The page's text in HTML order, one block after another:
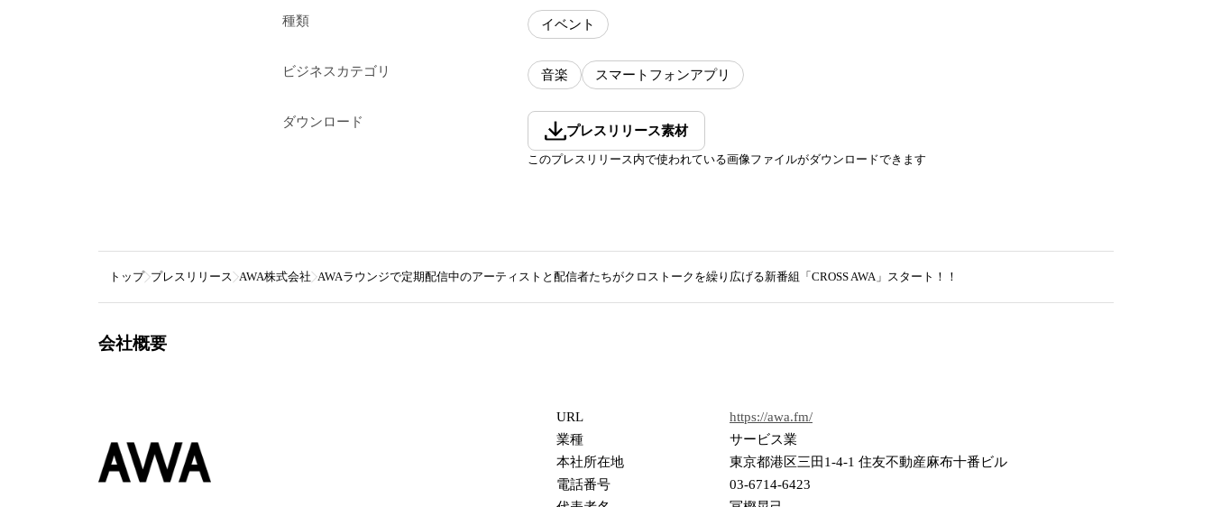
種類 イベント
ビジネスカテゴリ 音楽 スマートフォンアプリ
ダウンロード
プレスリリース素材
このプレスリリース内で使われている画像ファイルがダウンロードできます
トップ プレスリリース AWA株式会社 AWAラウンジで定期配信中のアーティストと配信者たちがクロストークを繰り広げる新番組「CROSS AWA」スタート！！
会社概要
URL
https://awa.fm/
業種
サービス業
本社所在地
東京都港区三田1-4-1 住友不動産麻布十番ビル
電話番号
03-6714-6423